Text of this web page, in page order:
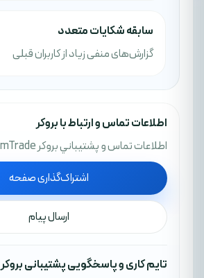
سابقه شکایات متعدد
گزارش‌های منفی زیاد از کاربران قبلی
اطلاعات تماس و ارتباط با بروکر
اطلاعات تماس و پشتيباني بروکر QuantumTrade
اشتراک‌گذاری صفحه
ارسال پیام
تایم کاری و پاسخگویی پشتیبانی بروکر